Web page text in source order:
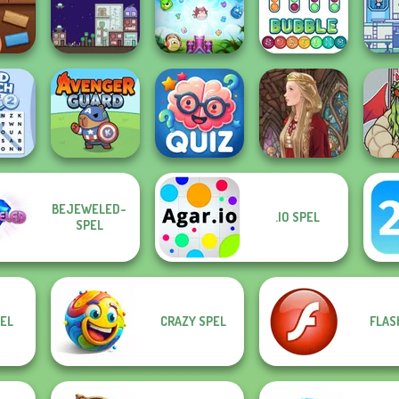
Klondike Classic
Solitaire
Free Cell Solitaire Draw Parking
It The Final Earth 2 Merge Defense Bubble Sorting
Idle
2
Quizmania: Trivia
Game
BEJEWELED-
SPEL
.IO SPEL
CRAZY SPEL